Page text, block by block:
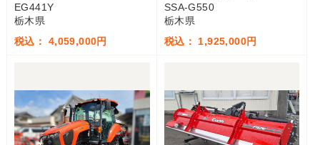
EG441Y
栃木県
税込： 4,059,000円
SSA-G550
栃木県
税込： 1,925,000円